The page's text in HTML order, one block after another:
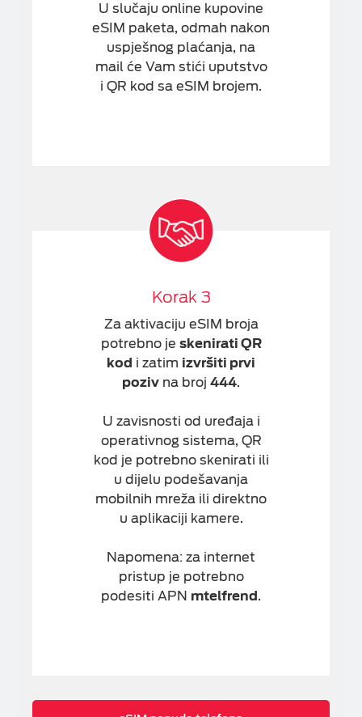
U slučaju online kupovine
eSIM paketa, odmah nakon
uspješnog plaćanja, na
mail će Vam stići uputstvo
i QR kod sa eSIM brojem.
Korak 3
Za aktivaciju eSIM broja
potrebno je skenirati QR
kod i zatim izvršiti prvi
poziv na broj 444.
U zavisnosti od uređaja i
operativnog sistema, QR
kod je potrebno skenirati ili
u dijelu podešavanja
mobilnih mreža ili direktno
u aplikaciji kamere.
Napomena: za internet
pristup je potrebno
podesiti APN mtelfrend.